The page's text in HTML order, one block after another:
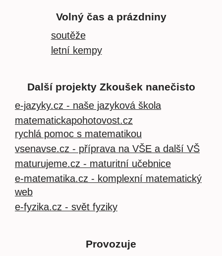
Volný čas a prázdniny
soutěže
letní kempy
Další projekty Zkoušek nanečisto
e-jazyky.cz - naše jazyková škola
matematickapohotovost.cz
rychlá pomoc s matematikou
vsenavse.cz - příprava na VŠE a další VŠ
maturujeme.cz - maturitní učebnice
e-matematika.cz - komplexní matematický
web
e-fyzika.cz - svět fyziky
Provozuje